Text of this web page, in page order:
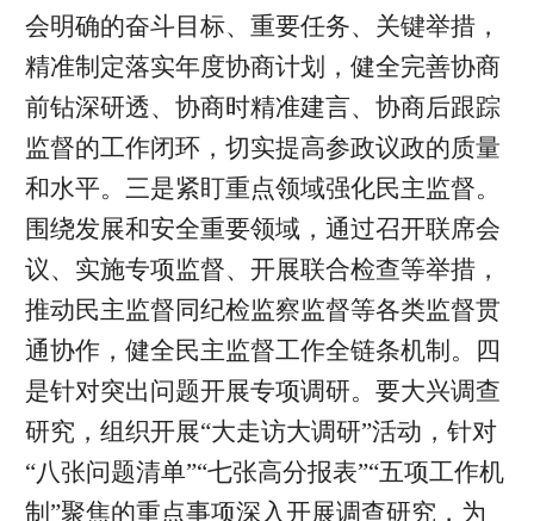
会明确的奋斗目标、重要任务、关键举措，
精准制定落实年度协商计划，健全完善协商
前钻深研透、协商时精准建言、协商后跟踪
监督的工作闭环，切实提高参政议政的质量
和水平。三是紧盯重点领域强化民主监督。
围绕发展和安全重要领域，通过召开联席会
议、实施专项监督、开展联合检查等举措，
推动民主监督同纪检监察监督等各类监督贯
通协作，健全民主监督工作全链条机制。四
是针对突出问题开展专项调研。要大兴调查
研究，组织开展“大走访大调研”活动，针对
“八张问题清单”“七张高分报表”“五项工作机
制”聚焦的重点事项深入开展调查研究，为